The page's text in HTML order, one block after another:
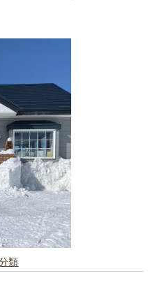
類